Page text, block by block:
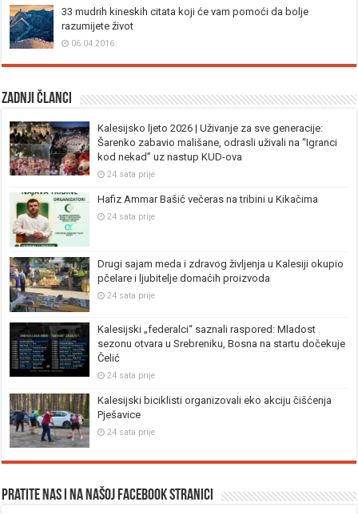
33 mudrih kineskih citata koji će vam pomoći da bolje
razumijete život
06.04.2016.
Zadnji članci
Kalesijsko ljeto 2026 | Uživanje za sve generacije:
Šarenko zabavio mališane, odrasli uživali na “Igranci
kod nekad” uz nastup KUD-ova
24 sata prije
Hafiz Ammar Bašić večeras na tribini u Kikačima
24 sata prije
Drugi sajam meda i zdravog življenja u Kalesiji okupio
pčelare i ljubitelje domaćih proizvoda
24 sata prije
Kalesijski „federalci“ saznali raspored: Mladost
sezonu otvara u Srebreniku, Bosna na startu dočekuje
Čelić
24 sata prije
Kalesijski biciklisti organizovali eko akciju čišćenja
Pješavice
24 sata prije
Pratite nas i na našoj facebook stranici